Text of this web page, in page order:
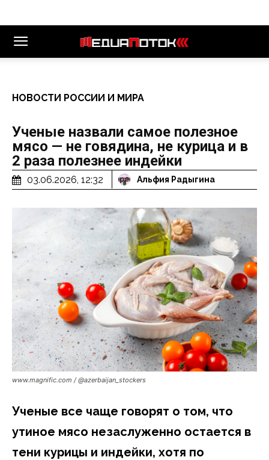
НОВОСТИ РОССИИ И МИРА
Ученые назвали самое полезное
мясо — не говядина, не курица и в
2 раза полезнее индейки
03.06.2026, 12:32 Альфия Радыгина
www.magnific.com / @azerbaijan_stockers
Ученые все чаще говорят о том, что
утиное мясо незаслуженно остается в
тени курицы и индейки, хотя по